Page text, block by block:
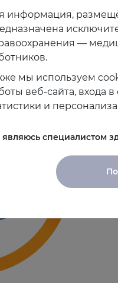
профессор, врач
информация,
—
мы используем
веб-сайта, входа
и
являюсь специалистом